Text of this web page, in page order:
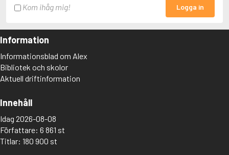
Kom ihåg mig! Logga in
Information
Informationsblad om Alex
Bibliotek och skolor
Aktuell driftinformation
Innehåll
Idag 2026-08-08
Författare: 6 861 st
Titlar: 180 900 st